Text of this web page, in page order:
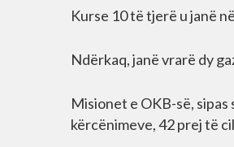
Kurse 10 të tjerë u janë
Ndërkaq, janë vrarë dy
Misionet e OKB-së,
kërcënimeve, 42 prej të